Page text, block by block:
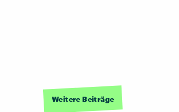
Weitere Beiträge